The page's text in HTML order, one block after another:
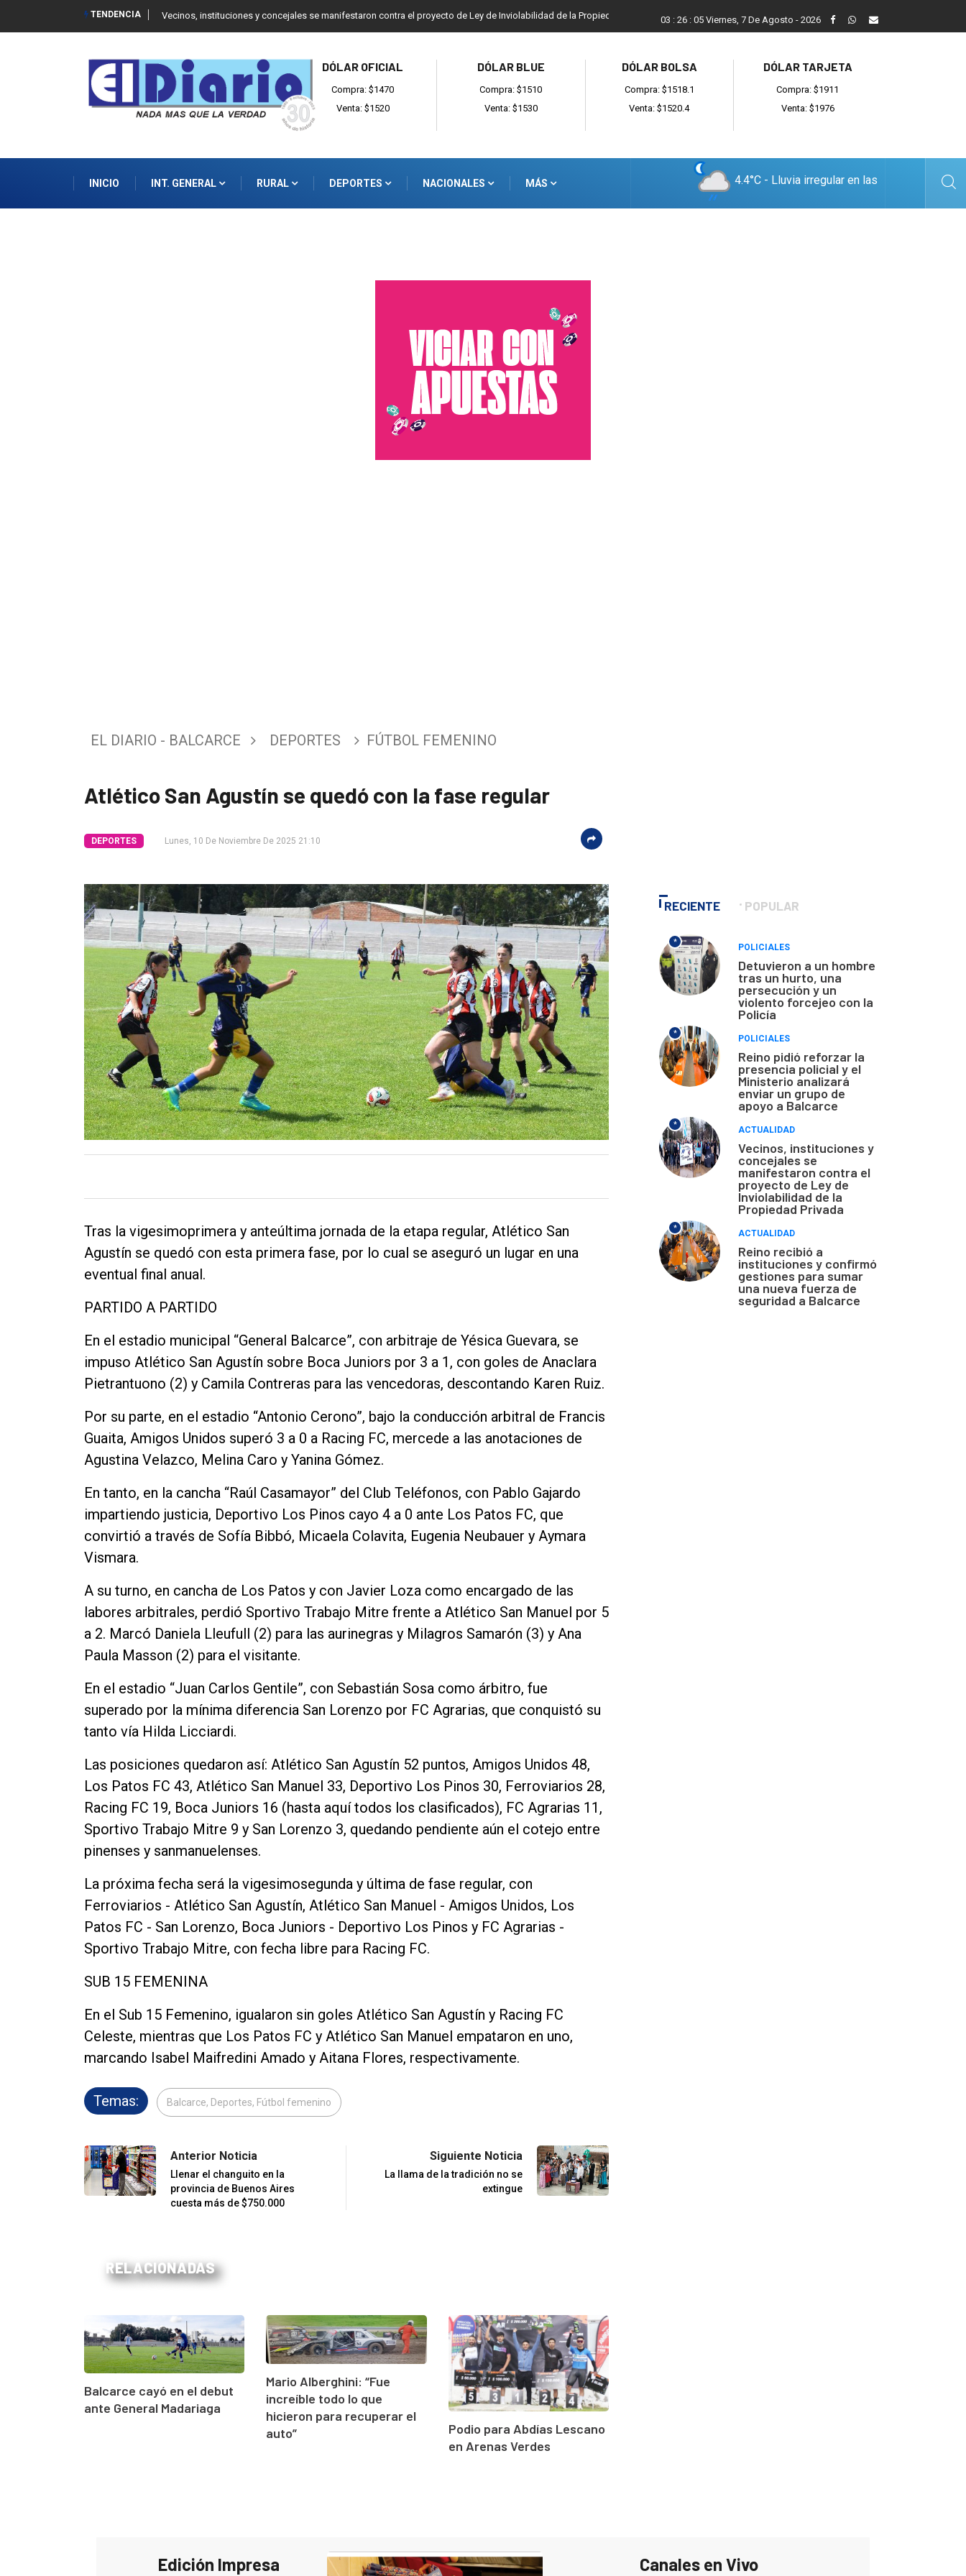
TENDENCIA Vecinos, instituciones y concejales se manifestaron contra el proyecto de Ley de Inviolabilidad de la Propiedad Privada Reino recibió a instituciones y confirmó gestiones para
03 : 26 : 06 Viernes, 7 De Agosto - 2026
DÓLAR OFICIAL
Compra: $1470
Venta: $1520
DÓLAR BLUE
Compra: $1510
Venta: $1530
DÓLAR BOLSA
Compra: $1518.1
Venta: $1520.4
DÓLAR TARJETA
Compra: $1911
Venta: $1976
INICIO INT. GENERAL RURAL DEPORTES NACIONALES MÁS 4.4°C - Lluvia irregular en las
Entrevistas
Fúnebres
Empresa
Contacto
EL DIARIO - BALCARCE DEPORTES FÚTBOL FEMENINO
Atlético San Agustín se quedó con la fase regular
DEPORTES Lunes, 10 De Noviembre De 2025 21:10
Tras la vigesimoprimera y anteúltima jornada de la etapa regular, Atlético San
Agustín se quedó con esta primera fase, por lo cual se aseguró un lugar en una
eventual final anual.
PARTIDO A PARTIDO
En el estadio municipal “General Balcarce”, con arbitraje de Yésica Guevara, se
impuso Atlético San Agustín sobre Boca Juniors por 3 a 1, con goles de Anaclara
Pietrantuono (2) y Camila Contreras para las vencedoras, descontando Karen Ruiz.
Por su parte, en el estadio “Antonio Cerono”, bajo la conducción arbitral de Francis
Guaita, Amigos Unidos superó 3 a 0 a Racing FC, mercede a las anotaciones de
Agustina Velazco, Melina Caro y Yanina Gómez.
En tanto, en la cancha “Raúl Casamayor” del Club Teléfonos, con Pablo Gajardo
impartiendo justicia, Deportivo Los Pinos cayo 4 a 0 ante Los Patos FC, que
convirtió a través de Sofía Bibbó, Micaela Colavita, Eugenia Neubauer y Aymara
Vismara.
A su turno, en cancha de Los Patos y con Javier Loza como encargado de las
labores arbitrales, perdió Sportivo Trabajo Mitre frente a Atlético San Manuel por 5
a 2. Marcó Daniela Lleufull (2) para las aurinegras y Milagros Samarón (3) y Ana
Paula Masson (2) para el visitante.
En el estadio “Juan Carlos Gentile”, con Sebastián Sosa como árbitro, fue
superado por la mínima diferencia San Lorenzo por FC Agrarias, que conquistó su
tanto vía Hilda Licciardi.
Las posiciones quedaron así: Atlético San Agustín 52 puntos, Amigos Unidos 48,
Los Patos FC 43, Atlético San Manuel 33, Deportivo Los Pinos 30, Ferroviarios 28,
Racing FC 19, Boca Juniors 16 (hasta aquí todos los clasificados), FC Agrarias 11,
Sportivo Trabajo Mitre 9 y San Lorenzo 3, quedando pendiente aún el cotejo entre
pinenses y sanmanuelenses.
La próxima fecha será la vigesimosegunda y última de fase regular, con
Ferroviarios - Atlético San Agustín, Atlético San Manuel - Amigos Unidos, Los
Patos FC - San Lorenzo, Boca Juniors - Deportivo Los Pinos y FC Agrarias -
Sportivo Trabajo Mitre, con fecha libre para Racing FC.
SUB 15 FEMENINA
En el Sub 15 Femenino, igualaron sin goles Atlético San Agustín y Racing FC
Celeste, mientras que Los Patos FC y Atlético San Manuel empataron en uno,
marcando Isabel Maifredini Amado y Aitana Flores, respectivamente.
Temas: Balcarce, Deportes, Fútbol femenino
Anterior Noticia
Llenar el changuito en la
provincia de Buenos Aires
cuesta más de $750.000
Siguiente Noticia
La llama de la tradición no se
extingue
RELACIONADAS
Balcarce cayó en el debut
ante General Madariaga
Mario Alberghini: “Fue
increíble todo lo que
hicieron para recuperar el
auto”
Podio para Abdías Lescano
en Arenas Verdes
RECIENTE POPULAR
*
POLICIALES
Detuvieron a un hombre
tras un hurto, una
persecución y un
violento forcejeo con la
Policía
*
POLICIALES
Reino pidió reforzar la
presencia policial y el
Ministerio analizará
enviar un grupo de
apoyo a Balcarce
*
ACTUALIDAD
Vecinos, instituciones y
concejales se
manifestaron contra el
proyecto de Ley de
Inviolabilidad de la
Propiedad Privada
*
ACTUALIDAD
Reino recibió a
instituciones y confirmó
gestiones para sumar
una nueva fuerza de
seguridad a Balcarce
Edición Impresa Canales en Vivo